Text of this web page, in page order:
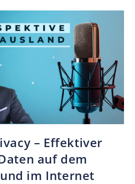
– Effektiver
auf dem
im Internet